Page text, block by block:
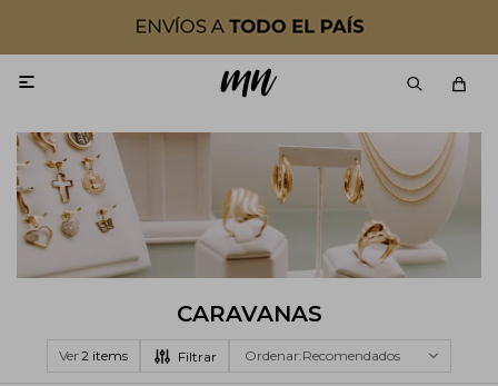

CARAVANAS
Ver Recomendados